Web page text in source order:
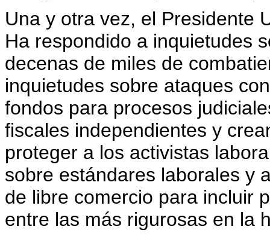
Una y otra vez, el Presidente
Ha respondido a inquietudes
decenas de miles de
inquietudes sobre ataques
fondos para procesos
fiscales independientes y
proteger a los activistas
sobre estándares laborales y
de libre comercio para incluir
entre las más rigurosas en la